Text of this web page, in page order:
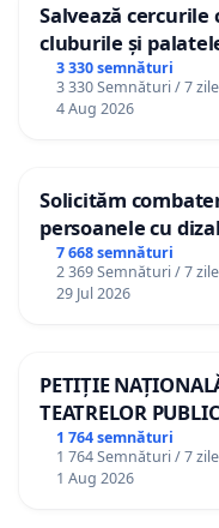
Salvează
cluburile și
3 330 semnături
3 330 Semnături / 7 zile
4 Aug 2026
Solicităm
persoanele cu
7 668 semnături
2 369 Semnături / 7 zile
29 Jul 2026
PETIȚIE
TEATRELOR
ROMÂNIA
1 764 semnături
1 764 Semnături / 7 zile
1 Aug 2026